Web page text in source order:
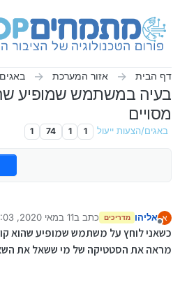
דף הבית אזור המערכת
בעיה במשתמש שמופיע
מסויים
באגים/הצעות ייעול 1
1
74
1
א
מנותק
אליהו מדריכים כתב ב11 במאי 2020, 16:03
נערך לאחרונה על ידי
כשאני לוחץ על משתמש שמופיע שהוא
מראה את הסטטיקה של מי ששאל את